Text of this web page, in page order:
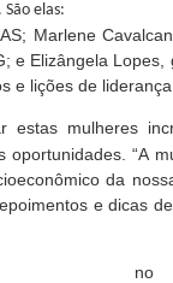
elas:
Marlene
Elizângela
lições de
estas mulheres
“A
da
e dicas